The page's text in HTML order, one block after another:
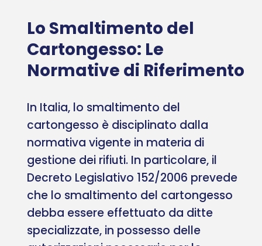
Lo Smaltimento del
Cartongesso: Le
Normative di Riferimento
In Italia, lo smaltimento del
cartongesso è disciplinato dalla
normativa vigente in materia di
gestione dei rifiuti. In particolare, il
Decreto Legislativo 152/2006 prevede
che lo smaltimento del cartongesso
debba essere effettuato da ditte
specializzate, in possesso delle